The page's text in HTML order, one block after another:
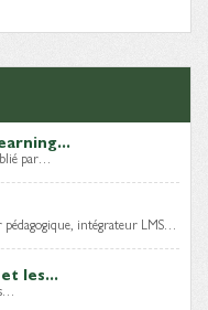
par…
intégrateur LMS…
les...